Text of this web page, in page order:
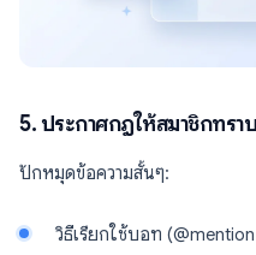
5. ประกาศกฎให้สมาชิกทราบ
ปักหมุดข้อความสั้นๆ:
วิธีเรียกใช้บอท